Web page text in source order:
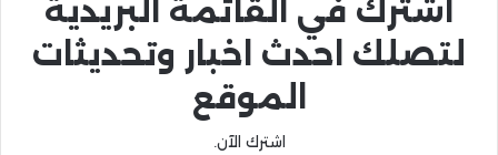
اشترك في القائمة البريدية
لتصلك احدث اخبار وتحديثات
الموقع
اشترك الآن.